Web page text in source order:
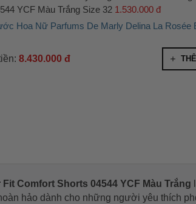
YCF Màu Trắng Size 32 1.530.000 đ
Hoa Nữ Parfums De Marly Delina La Rosée
8.430.000 đ
Comfort Shorts 04544 YCF Màu Trắng
hảo dành cho những người yêu thích